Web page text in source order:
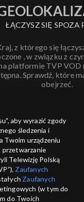
ŁĄCZYSZ SIĘ SPOZA
z którego się
, w związku z
platformie TVP VOD
Sprawdź, które
obejrzeć.
ANULUJ
aby wyrazić zgody
śledzenia i
Twoim urządzeniu
przetwarzanie
Telewizję Polską
Zaufanych
Zaufanych
(w tym do
do Twoich